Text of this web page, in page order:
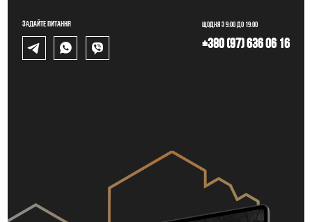
Задайте питання Щодня з 9:00 до 19:00
+380 (97) 636 06 16